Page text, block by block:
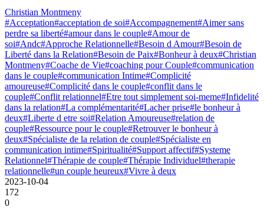
Christian Montmeny
#Acceptation#acceptation de soi#Accompagnement#Aimer sans
perdre sa liberté#amour dans le couple#Amour de
soi#Andc#Approche Relationnelle#Besoin d Amour#Besoin de
Liberté dans la Relation#Besoin de Paix#Bonheur à deux#Christian
Montmeny#Coache de Vie#coaching pour Couple#communication
dans le couple#communication Intime#Complicité
amoureuse#Complicité dans le couple#conflit dans le
couple#Conflit relationnel#Etre tout simplement soi-meme#Infidelité
dans la relation#La complémentarité#Lacher prise#le bonheur à
deux#Liberte d etre soi#Relation Amoureuse#relation de
couple#Ressource pour le couple#Retrouver le bonheur à
deux#Spécialiste de la relation de couple#Spécialiste en
communication intime#Spiritualité#Support affectif#Systeme
Relationnel#Thérapie de couple#Thérapie Individuel#therapie
relationnelle#un couple heureux#Vivre à deux
2023-10-04
172
0